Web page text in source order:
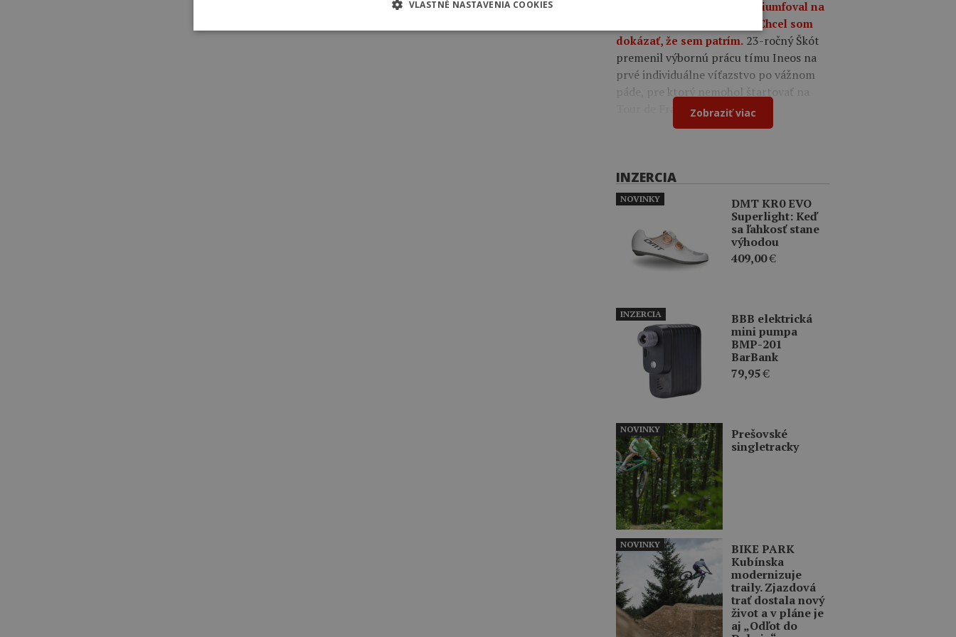
Oscar Onley triumfoval na
pretekoch Okolo Burgosu: Chcel som
dokázať, že sem patrím. 23-ročný Škót
premenil výbornú prácu tímu Ineos na
prvé individuálne víťazstvo po vážnom
páde, pre ktorý nemohol štartovať na
Tour de France.Zobraziť viac
INZERCIA
DMT KR0 EVO
Superlight: Keď
sa ľahkosť stane
výhodou
409,00€
NOVINKY
BBB elektrická
mini pumpa
BMP-201
BarBank
79,95€
INZERCIA
Prešovské
singletracky
NOVINKY
BIKE PARK
Kubínska
modernizuje
traily. Zjazdová
trať dostala nový
život a v pláne je
aj „Odľot do
NOVINKY
VLASTNÉ NASTAVENIA COOKIES